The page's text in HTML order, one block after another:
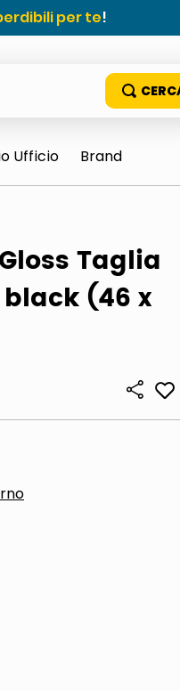
per te!
Ufficio Brand
Taglia
(46 x